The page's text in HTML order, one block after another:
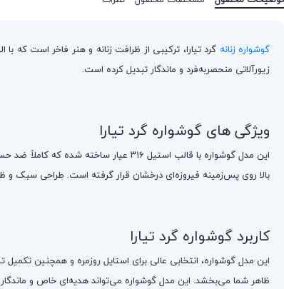
گوشواره زنانه گرد تیارا، ترکیبی از ظرافت زنانه و هنر فاخر است
زیورآلاتی منحصربه‌فرد و ماندگار تبدیل کرده است.
ویژگی های گوشواره گرد تیارا
بالا روی پس‌زمینه فیروزه‌ای درخشان قرار گرفته است. طراحی سبک
کاربرد گوشواره گرد تیارا
این مدل گوشواره، انتخابی عالی برای استایل روزمره و همچنین
ظاهر شما می‌بخشد. این مدل گوشواره می‌تواند هدیه‌ای خاص و ماندگار